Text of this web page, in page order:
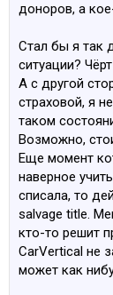
доноров, а
Стал бы я так
ситуации?
А с другой
страховой, я
таком
Возможно,
Еще момент
наверное
списала, то
salvage title.
кто-то решит
CarVertical не
может как